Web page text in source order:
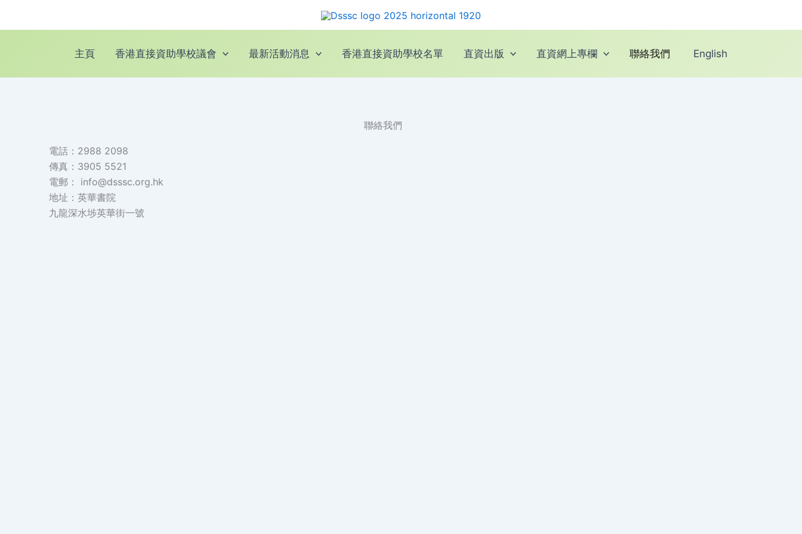
主頁 香港直接資助學校議會 最新活動消息 香港直接資助學校名單 直資出版 直資網上專欄 聯絡我們 English
聯絡我們
電話：2988 2098
傳真：3905 5521
電郵： info@dsssc.org.hk
地址： 英華書院
九龍深水埗英華街一號